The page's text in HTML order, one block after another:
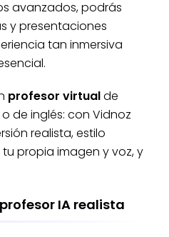
avanzados, podrás
y presentaciones
tan inmersiva
profesor virtualde
de inglés: con Vidnoz
realista, estilo
propia imagen y voz, y
IA realista